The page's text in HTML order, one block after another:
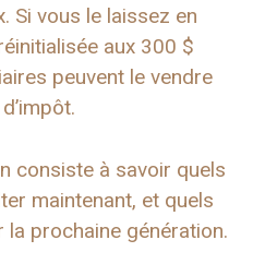
Si vous le laissez en
aux 300 $
peuvent le vendre
consiste à savoir quels
maintenant, et quels
prochaine génération.